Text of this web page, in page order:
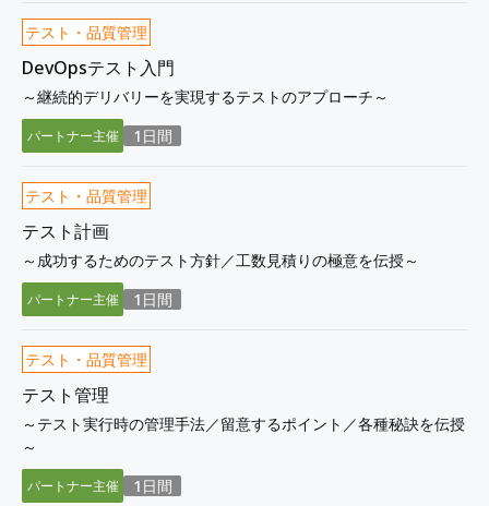
テスト・品質管理
DevOpsテスト入門
～継続的デリバリーを実現するテストのアプローチ～
パートナー主催 1日間
テスト・品質管理
テスト計画
～成功するためのテスト方針／工数見積りの極意を伝授～
パートナー主催 1日間
テスト・品質管理
テスト管理
～テスト実行時の管理手法／留意するポイント／各種秘訣を伝授
～
パートナー主催 1日間